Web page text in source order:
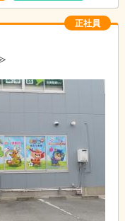
しみ子ども
一人ひとりに丁寧に関
、小さい子への思いや
よう保育の内容を工夫
欲向上を図るととも
、イメージを広げて
美味しい給食、おや
が楽しいクッキング
正社員